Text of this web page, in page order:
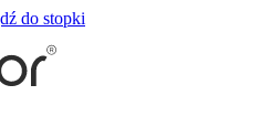
do stopki